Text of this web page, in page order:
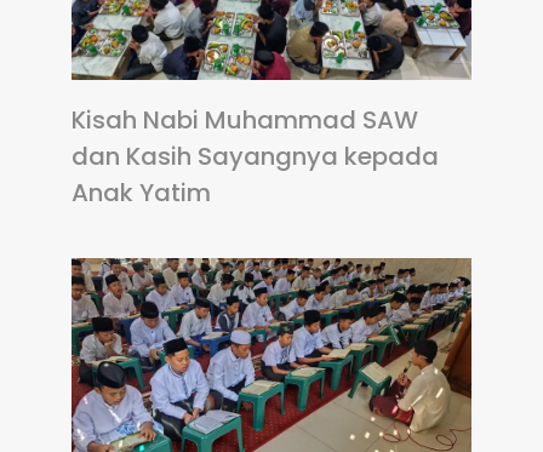
Kisah Nabi Muhammad SAW
dan Kasih Sayangnya kepada
Anak Yatim